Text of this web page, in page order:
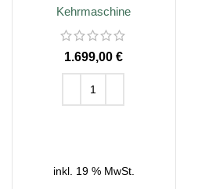
Kehrmaschine
€
inkl. 19 % MwSt.